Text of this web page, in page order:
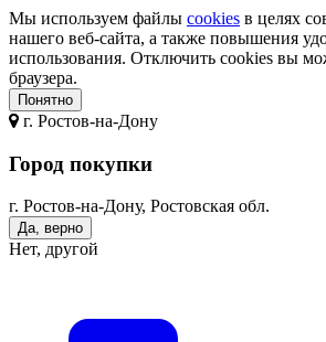
Мы используем файлы cookies в целях
нашего веб-сайта, а также повышения
использования. Отключить cookies вы
браузера.
Понятно
г. Ростов-на-Дону
Город покупки
г. Ростов-на-Дону, Ростовская обл.
Да, верно
Нет, другой